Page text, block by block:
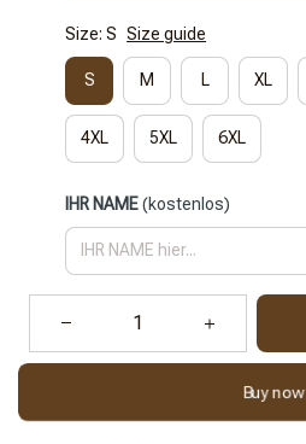
Size: S Size guide
S M L XL
4XL 5XL 6XL
IHR NAME(kostenlos)
Buy now